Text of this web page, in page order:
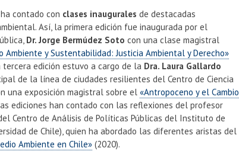
contado con clases inaugurales de destacadas
Así, la primera edición fue inaugurada por el
Dr. Jorge Bermúdez Soto con una clase magistral
Ambiente y Sustentabilidad: Justicia Ambiental y Derecho»
tercera edición estuvo a cargo de la Dra. Laura Gallardo
de la línea de ciudades resilientes del Centro de Ciencia
una exposición magistral sobre el«Antropoceno y el Cambio
ediciones han contado con las reflexiones del profesor
Centro de Análisis de Políticas Públicas del Instituto de
de Chile), quien ha abordado las diferentes aristas del
Ambiente en Chile» (2020).